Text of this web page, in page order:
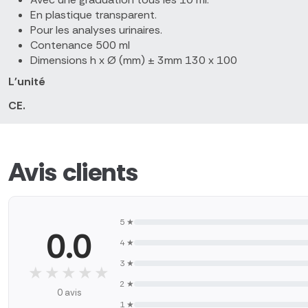
En plastique transparent.
Pour les analyses urinaires.
Contenance 500 ml
Dimensions h x Ø (mm) ± 3mm 130 x 100
L'unité
CE.
Avis clients
0.0
★★★★★
★★★★★
0 avis
5 ★
4 ★
3 ★
2 ★
1 ★